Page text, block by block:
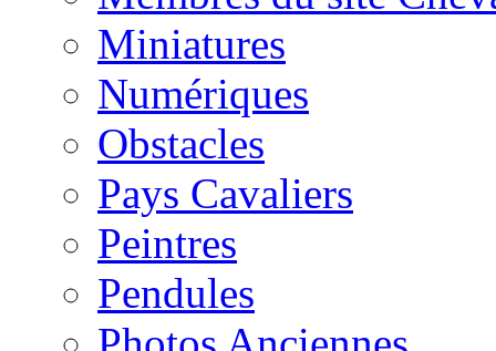
Miniatures
Numériques
Obstacles
Pays Cavaliers
Peintres
Pendules